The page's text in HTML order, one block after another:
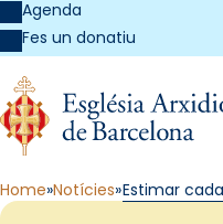
Agenda
Fes un donatiu
Home Notícies Estimar